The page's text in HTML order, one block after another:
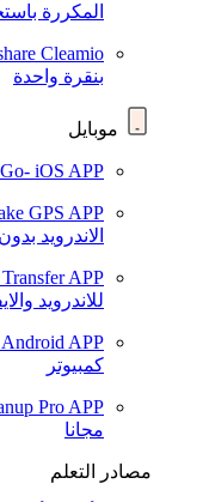
المكررة
Cleamio
بنقرة واحدة
موبايل
iOS APP
GPS APP
الاندرويد
APP
للاندرويد
APP
كمبيوتر
Pro APP
مجانا
مصادر التعلم